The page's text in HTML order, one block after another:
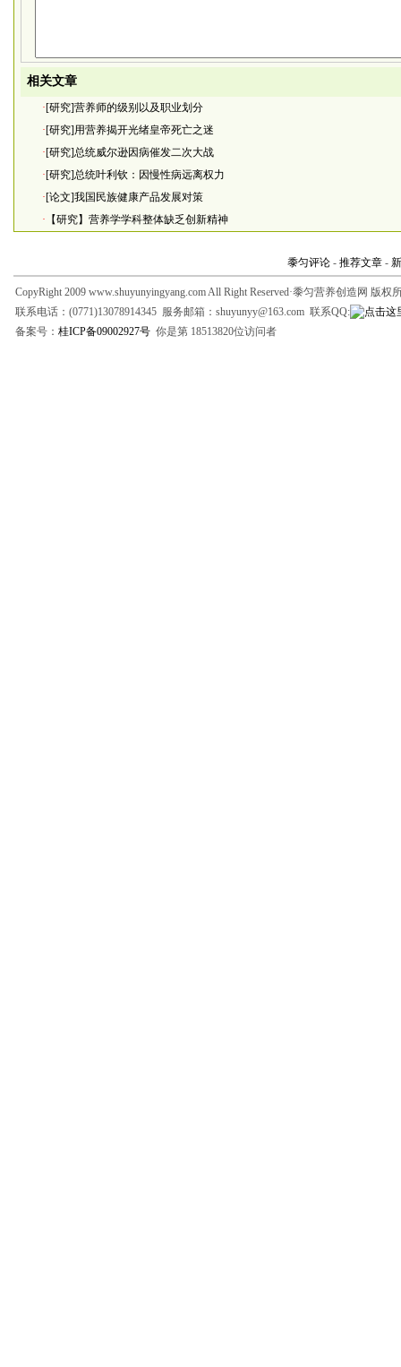
相关文章
·[研究]营养师的级别以及职业划分
·[研究]用营养揭开光绪皇帝死亡之迷
·[研究]总统威尔逊因病催发二次大战
·[研究]总统叶利钦：因慢性病远离权力
·[论文]我国民族健康产品发展对策
· 【研究】营养学学科整体缺乏创新精神
黍匀评论 - 推荐文章 -
CopyRight 2009 www.shuyunyingyang.com All Right Reserved·黍匀营养创造网 版权
联系电话：(0771)13078914345 服务邮箱：shuyunyy@163.com 联系QQ:
备案号： 桂ICP备09002927号 你是第 18513820位访问者